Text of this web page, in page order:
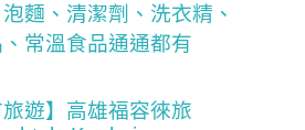
麵、清潔劑、洗衣精、
常溫食品通通都有
旅遊】高雄福容徠旅